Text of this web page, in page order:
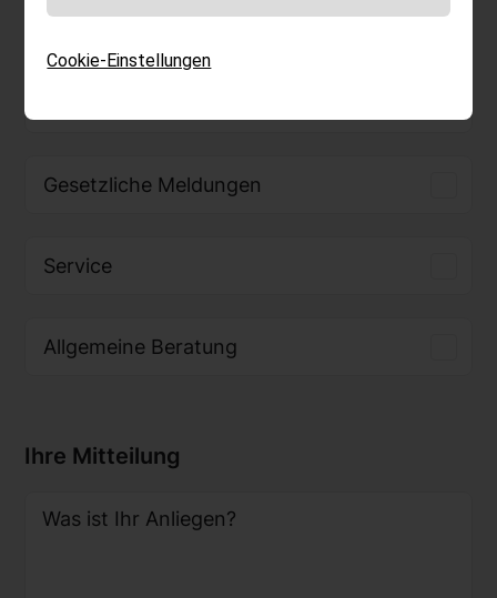
Technologien
Gesetzliche Meldungen
Service
Allgemeine Beratung
Ihre Mitteilung
Was ist Ihr Anliegen?
Cookie-Einstellungen